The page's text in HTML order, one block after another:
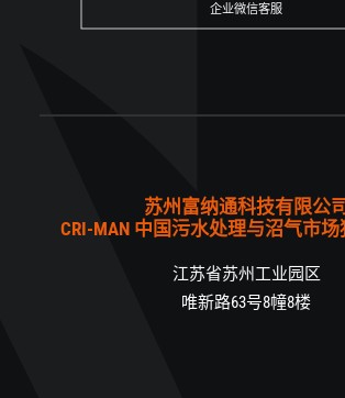
企业微信客服
苏州富纳通科技有限公司
CRI-MAN 中国污水处理与沼气市
江苏省苏州工业园区
唯新路63号8幢8楼